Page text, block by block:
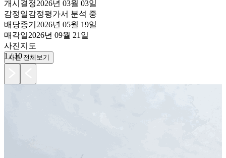
개시결정2026년 03월 03일
감정일감정평가서 분석 중
배당종기 2026년 05월 19일
매각일2026년 09월 21일
사진지도
1 /10
사진 전체보기